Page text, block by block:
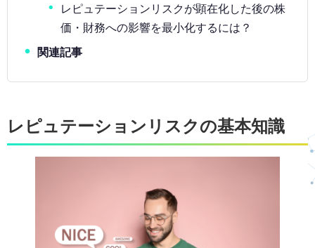
レピュテーションリスクが顕在化した後の株
価・財務への影響を最小化するには？
関連記事
レピュテーションリスクの基本知識